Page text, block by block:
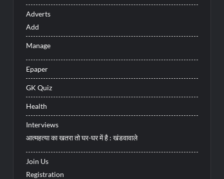
Adverts
Add
Manage
Epaper
GK Quiz
Health
Interviews
आत्महत्या का खतरा तो घर-घर में है : खंडवावाले
Join Us
Registration